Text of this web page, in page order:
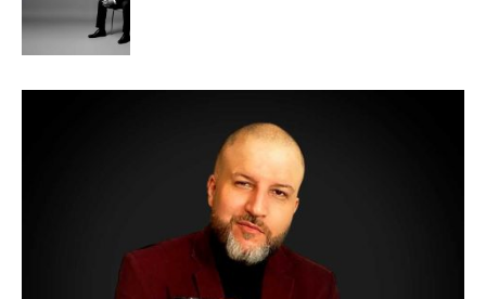
Alto
Padrão,